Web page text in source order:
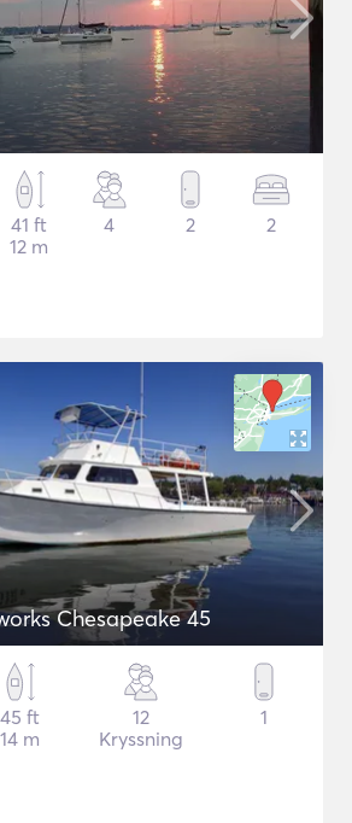
41 ft
12 m
4 2 2
Chesapeake 45
45 ft
14 m
12
Kryssning
1